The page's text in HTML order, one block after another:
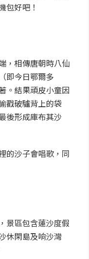
包好吧！
，相傳唐朝時八仙
即今日鄂爾多
。結果頑皮小童因
戳破驢背上的袋
後形成庫布其沙
的沙子會唱歌，同
景區包含蓮沙度假
休閑島及响沙灣